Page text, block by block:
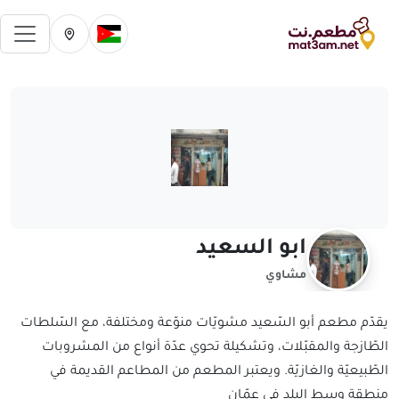
تغيير الدولة الحالية
تغيير المدينة
ابو السعيد
مشاوي
يقدّم مطعم أبو السّعيد مشويّات منوّعة ومختلفة، مع السّلطات
الطّازجة والمقبّلات، وتشكيلة تحوي عدّة أنواع من المشروبات
الطّبيعيّة والغازيّة. ويعتبر المطعم من المطاعم القديمة في
منطقة وسط البلد في عمّان